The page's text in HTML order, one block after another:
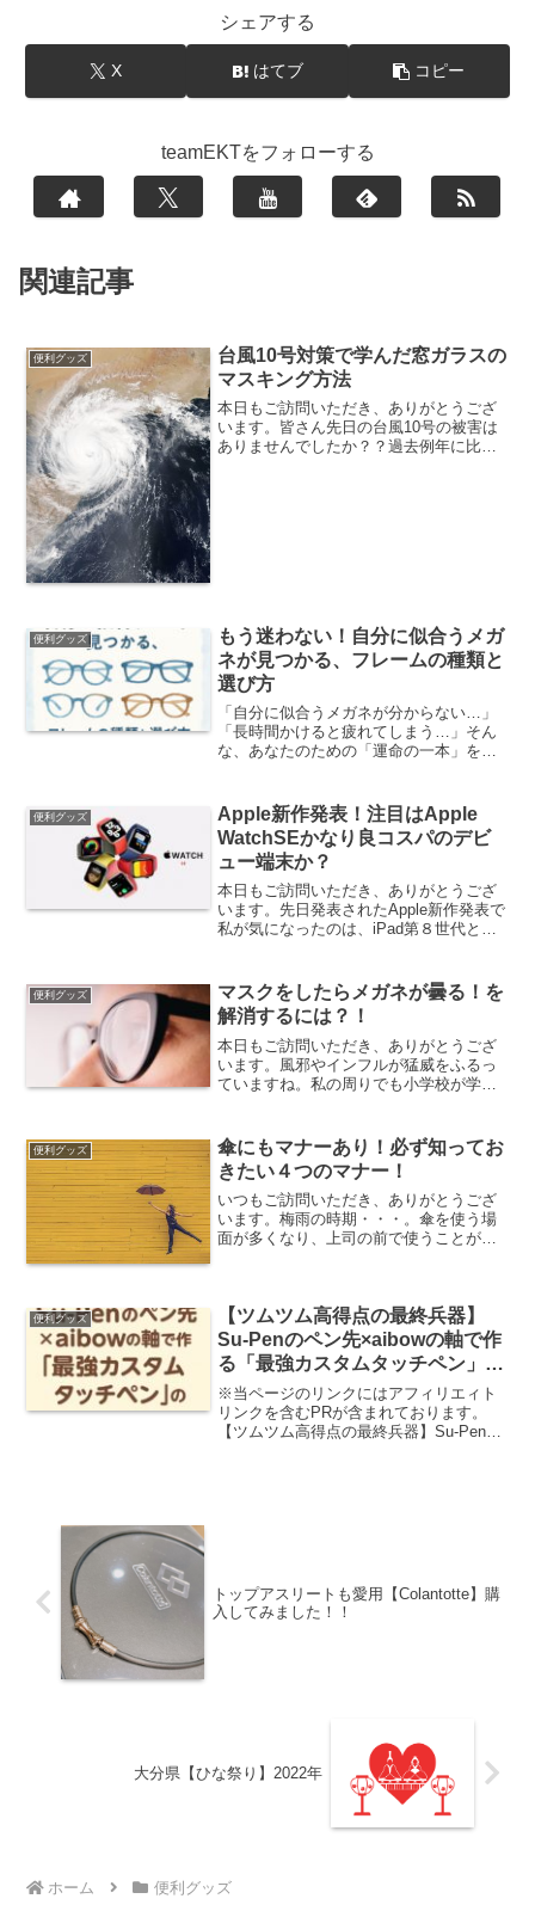
シェアする
X はてブ コピー
teamEKTをフォローする
関連記事
便利グッズ
台風10号対策で学んだ窓ガラスの
マスキング方法
本日もご訪問いただき、ありがとうござ
います。皆さん先日の台風10号の被害は
ありませんでしたか？？過去例年に比較
便利グッズ
もう迷わない！自分に似合うメガ
ネが見つかる、フレームの種類と
選び方
「自分に似合うメガネが分からない…」
「長時間かけると疲れてしまう…」そん
な、あなたのための「運命の一本」を見
部の名称 🤔 顔の形に合わせた、本当に似
合うフレームの選び...
便利グッズ
Apple新作発表！注目はApple
WatchSEかなり良コスパのデビ
ュー端末か？
本日もご訪問いただき、ありがとうござ
います。先日発表されたApple新作発表で
私が気になったのは、iPad第８世代とも
的な人気とはいかず、あまり...
便利グッズ
マスクをしたらメガネが曇る！を
解消するには？！
本日もご訪問いただき、ありがとうござ
います。風邪やインフルが猛威をふるっ
ていますね。私の周りでも小学校が学年
やっぱりマスクは欠かせません。しか
し、メガネをかけている人は...
便利グッズ
傘にもマナーあり！必ず知ってお
きたい４つのマナー！
いつもご訪問いただき、ありがとうござ
います。梅雨の時期・・・。傘を使う場
面が多くなり、上司の前で使うことがあ
紹介します！傘のマナー傘...
便利グッズ
【ツムツム高得点の最終兵器】
Su-Penのペン先×aibowの軸で作
る「最強カスタムタッチペン」の
作り方
※当ページのリンクにはアフィリエィト
リンクを含むPRが含まれております。
【ツムツム高得点の最終兵器】Su-Penの
トップアスリートも愛用【Colantotte】購
入してみました！！
大分県【ひな祭り】2022年
ホーム 便利グッズ